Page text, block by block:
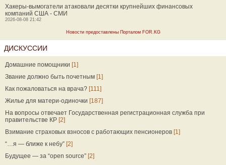
Хакеры-вымогатели атаковали десятки крупнейших финансовых
компаний США - СМИ
2026-08-08 21:42
Новости предоставлены Порталом FOR.KG
ДИСКУССИИ
Домашние помощники [1]
Звание должно быть почетным [1]
Как пожаловаться на врача? [111]
Жилье для матери-одиночки [187]
На вопросы отвечает Государственная регистрационная служба при
правительстве КР [2]
Взимание страховых взносов с работающих пенсионеров [1]
“…я — ближе к небу” [2]
Будущее — за “open source” [2]